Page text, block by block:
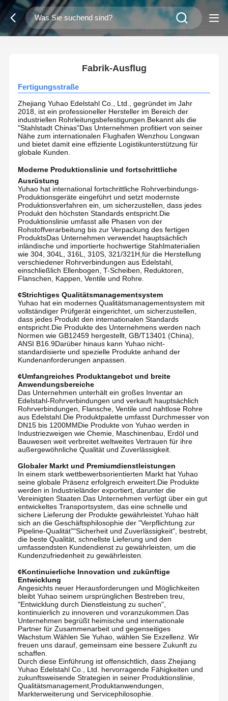
2/0
Fabrik-Ausflug
Fertigungsstraße
Zhejiang Yuhao Edelstahl Co., Ltd., gegründet im Jahr
2018, ist ein professioneller Hersteller im Bereich der
industriellen Rohrleitungsbefestigungen.Bekannt als die
"Stahlstadt Chinas"Das Unternehmen profitiert von seiner
Nähe zum internationalen Flughafen Wenzhou Longwan
und bietet damit eine effiziente Logistikunterstützung für
globale Kunden.
Moderne Produktionslinie und fortschrittliche
Ausrüstung
Yuhao hat international fortschrittliche Rohrverbindungs-
Produktionsgeräte eingeführt und setzt modernste
Produktionsverfahren ein, um sicherzustellen, dass jedes
Produkt den höchsten Standards entspricht.Die
Produktionslinie umfasst alle Phasen von der
Rohstoffverarbeitung bis zur Verpackung des fertigen
ProduktsDas Unternehmen verwendet hauptsächlich
inländische und importierte hochwertige Stahlmaterialien
wie 304, 304L, 316L, 310S, 321/321H,für die Herstellung
verschiedener Rohrverbindungen aus Edelstahl,
einschließlich Ellenbogen, T-Scheiben, Reduktoren,
Flanschen, Kappen, Ventile und Rohre.
¢Strichtiges Qualitätsmanagementsystem
Yuhao hat ein modernes Qualitätsmanagementsystem mit
vollständiger Prüfgerät eingerichtet, um sicherzustellen,
dass jedes Produkt den internationalen Standards
entspricht.Die Produkte des Unternehmens werden nach
Normen wie GB12459 hergestellt, GB/T13401 (China),
ANSI B16.9Darüber hinaus kann Yuhao nicht-
standardisierte und spezielle Produkte anhand der
Kundenanforderungen anpassen.
¢Umfangreiches Produktangebot und breite
Anwendungsbereiche
Das Unternehmen unterhält ein großes Inventar an
Edelstahl-Rohrverbindungen und verkauft hauptsächlich
Rohrverbindungen, Flansche, Ventile und nahtlose Rohre
aus Edelstahl.Die Produktpalette umfasst Durchmesser von
DN15 bis 1200MMDie Produkte von Yuhao werden in
Industriezweigen wie Chemie, Maschinenbau, Erdöl und
Bauwesen weit verbreitet.weltweites Vertrauen für ihre
außergewöhnliche Qualität und Zuverlässigkeit.
Globaler Markt und Premiumdienstleistungen
In einem stark wettbewerbsorientierten Markt hat Yuhao
seine globale Präsenz erfolgreich erweitert.Die Produkte
werden in Industrieländer exportiert, darunter die
Vereinigten Staaten.Das Unternehmen verfügt über ein gut
entwickeltes Transportsystem, das eine schnelle und
sichere Lieferung der Produkte gewährleistet.Yuhao hält
sich an die Geschäftsphilosophie der "Verpflichtung zur
Pipeline-Qualität""Sicherheit und Zuverlässigkeit", bestrebt,
die beste Qualität, schnellste Lieferung und den
umfassendsten Kundendienst zu gewährleisten, um die
Kundenzufriedenheit zu gewährleisten.
¢Kontinuierliche Innovation und zukünftige
Entwicklung
Angesichts neuer Herausforderungen und Möglichkeiten
bleibt Yuhao seinem ursprünglichen Bestreben treu,
"Entwicklung durch Dienstleistung zu suchen",
kontinuierlich zu innoveren und voranzukommen.Das
Unternehmen begrüßt heimische und internationale
Partner für Zusammenarbeit und gegenseitiges
Wachstum.Wählen Sie Yuhao, wählen Sie Exzellenz. Wir
freuen uns darauf, gemeinsam eine bessere Zukunft zu
schaffen.
Durch diese Einführung ist offensichtlich, dass Zhejiang
Yuhao Edelstahl Co., Ltd. hervorragende Fähigkeiten und
zukunftsweisende Strategien in seiner Produktionslinie,
Qualitätsmanagement,Produktanwendungen,
Markterweiterung und Servicephilosophie.